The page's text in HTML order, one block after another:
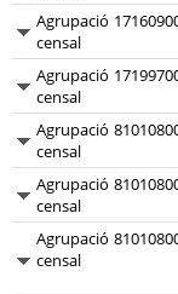
Agrupació
censal
Agrupació
censal
Agrupació
censal
Agrupació
censal
Agrupació
censal